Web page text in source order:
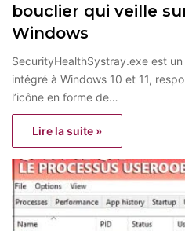
bouclier qui veille
Windows
SecurityHealthSystray.exe est
intégré à Windows 10 et 11,
l’icône en forme de…
Lire la suite »